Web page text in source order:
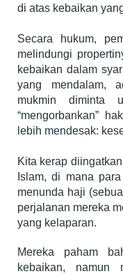
di atas kebaikan
Secara hukum,
melindungi
kebaikan dalam
yang mendalam,
mukmin diminta
“mengorbankan”
lebih mendesak:
Kita kerap
Islam, di mana
menunda haji
perjalanan mereka
yang kelaparan.
Mereka paham
kebaikan, namun